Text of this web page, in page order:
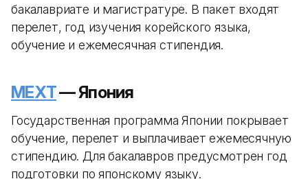
бакалавриате и магистратуре. В пакет входят
перелет, год изучения корейского языка,
обучение и ежемесячная стипендия.
MEXT— Япония
Государственная программа Японии покрывает
обучение, перелет и выплачивает ежемесячную
стипендию. Для бакалавров предусмотрен год
подготовки по японскому языку.